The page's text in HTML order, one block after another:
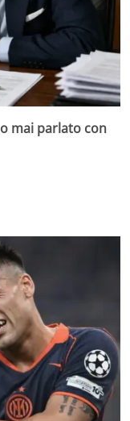
mai parlato con